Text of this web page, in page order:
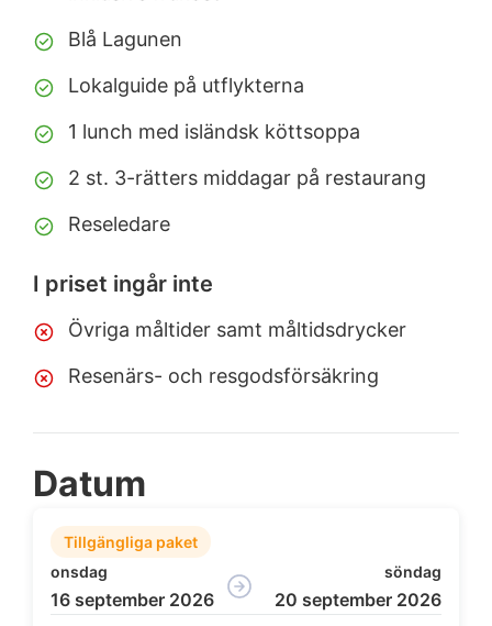
Blå Lagunen
Lokalguide på utflykterna
1 lunch med isländsk köttsoppa
2 st. 3-rätters middagar på restaurang
Reseledare
I priset ingår inte
Övriga måltider samt måltidsdrycker
Resenärs- och resgodsförsäkring
Datum
Tillgängliga paket
onsdag
16 september 2026
söndag
20 september 2026